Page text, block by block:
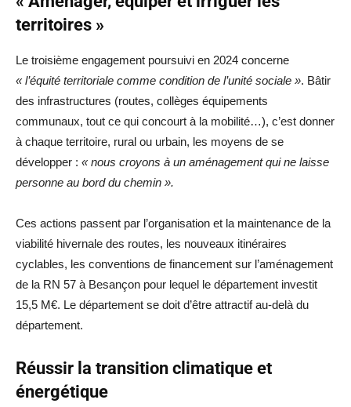
territoires »
Le troisième engagement poursuivi en 2024 concerne
« l’équité territoriale comme condition de l’unité sociale ». Bâtir
des infrastructures (routes, collèges équipements
communaux, tout ce qui concourt à la mobilité…), c’est donner
à chaque territoire, rural ou urbain, les moyens de se
développer : « nous croyons à un aménagement qui ne laisse
personne au bord du chemin ».
Ces actions passent par l’organisation et la maintenance de la
viabilité hivernale des routes, les nouveaux itinéraires
cyclables, les conventions de financement sur l’aménagement
de la RN 57 à Besançon pour lequel le département investit
15,5 M€. Le département se doit d’être attractif au-delà du
département.
Réussir la transition climatique et
énergétique